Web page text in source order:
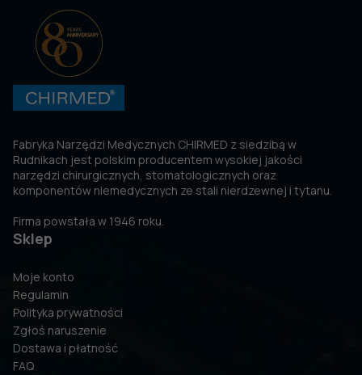
Fabryka Narzędzi Medycznych CHIRMED z siedzibą w
Rudnikach jest polskim producentem wysokiej jakości
narzędzi chirurgicznych, stomatologicznych oraz
komponentów niemedycznych ze stali nierdzewnej i tytanu.
Firma powstała w 1946 roku.
Sklep
Moje konto
Regulamin
Polityka prywatności
Zgłoś naruszenie
Dostawa i płatność
FAQ